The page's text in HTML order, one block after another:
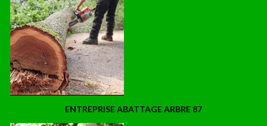
ENTREPRISE ABATTAGE ARBRE 87